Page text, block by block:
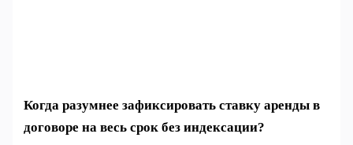
Когда разумнее зафиксировать ставку аренды в
договоре на весь срок без индексации?